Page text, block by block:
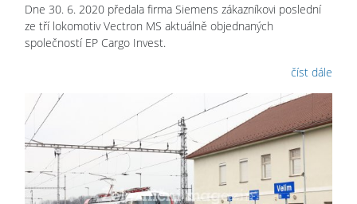
Dne 30. 6. 2020 předala firma Siemens zákazníkovi poslední
ze tří lokomotiv Vectron MS aktuálně objednaných
společností EP Cargo Invest.
číst dále